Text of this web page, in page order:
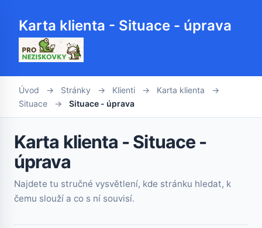
Karta klienta - Situace - úprava
Úvod → Stránky → Klienti → Karta klienta
→
Situace
→ Situace - úprava
Karta klienta - Situace -
úprava
Najdete tu stručné vysvětlení, kde stránku hledat, k
čemu slouží a co s ní souvisí.